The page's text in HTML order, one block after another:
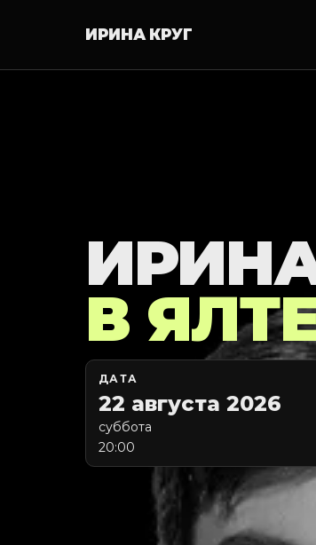
ИРИНА КРУГ
В
ДАТА
22 августа 2026
суббота
20:00